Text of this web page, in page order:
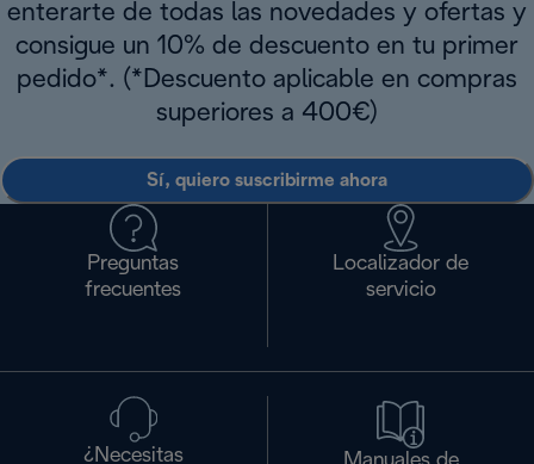
enterarte de todas las novedades y ofertas y
consigue un 10% de descuento en tu primer
pedido*. (*Descuento aplicable en compras
superiores a 400€)
Sí, quiero suscribirme ahora
Preguntas
frecuentes
Localizador de
servicio
¿Necesitas